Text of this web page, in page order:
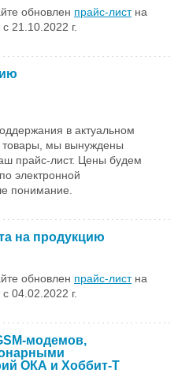
обновлен прайс-листна
21.10.2022 г.
в актуальном
товары, мы вынуждены
прайс-лист. Цены будем
электронной
понимание.
на продукцию
обновлен прайс-листна
04.02.2022 г.
модемов,
ОКА и Хоббит-Т